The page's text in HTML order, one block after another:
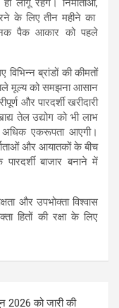
लागू रहेंगे। निर्माताओं,
के लिए तीन महीने का
पैक आकार को पहले
ब्रांडों की कीमतों
मूल्य को समझना आसान
और पारदर्शी खरीदारी
तेल उद्योग को भी लाभ
अधिक एकरूपता आएगी।
और आयातकों के बीच
बाजार बनाने में
और उपभोक्ता विश्वास
हितों की रक्षा के लिए
2026 को जारी की